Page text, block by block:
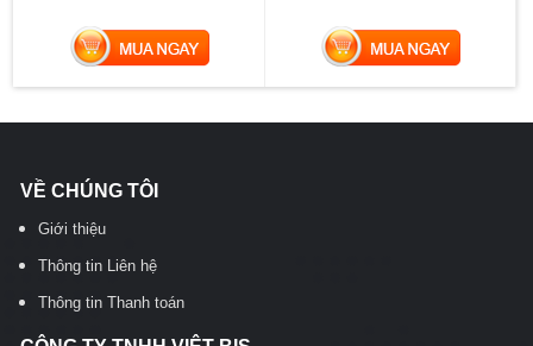
MUA NGAY MUA NGAY
VỀ CHÚNG TÔI
Giới thiệu
Thông tin Liên hệ
Thông tin Thanh toán